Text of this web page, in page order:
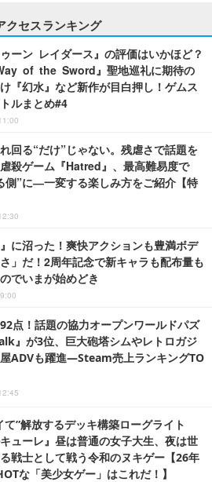
クセスランキング
ゥーン レイダース』の評価はいかほど？
of the Sword』聖地巡礼に期待の
『幻水』など新作が目白押し！ゲムス
ルまとめ#4
回る“だけ”じゃない。残虐さで話題を
殺ゲーム『Hatred』、最高難易度で
側”に―一変する楽しみ方をご紹介【特
』に沼った！爽快アクションも豊満ボデ
」だ！2周年記念で新キャラも配布量も
でいまが始めどき
点！話題の協力オープンワールドパズ
』が3位、巨大砲塔シムやレトロガジ
ADVも躍進―Steam売上ランキングTO
て”解放するデッキ構築ローグライト
キューレ』昼は普通の女子大生、夜は世
戦士として戦う令和のヌキゲー【26年
な「美少女ゲー」はこれだ！】